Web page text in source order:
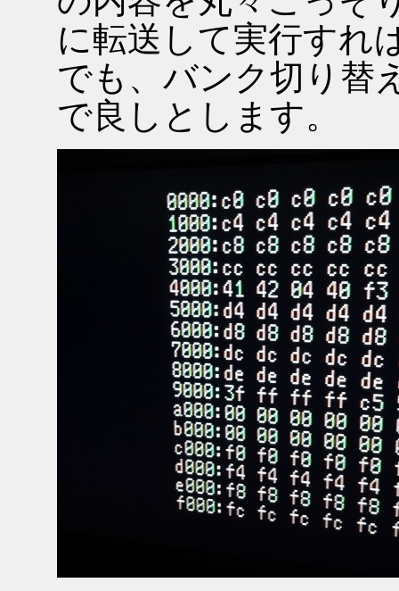
に転送して実行すれ
でも、バンク切り替
で良しとします。